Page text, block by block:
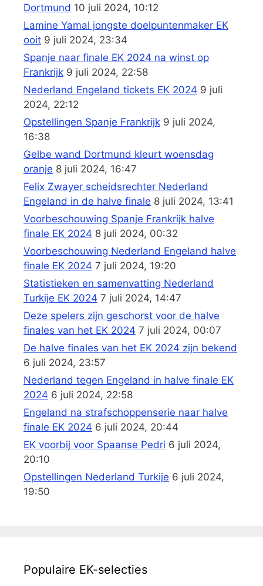
Dortmund 10 juli 2024, 10:12
Lamine Yamal jongste doelpuntenmaker EK
ooit 9 juli 2024, 23:34
Spanje naar finale EK 2024 na winst op
Frankrijk 9 juli 2024, 22:58
Nederland Engeland tickets EK 2024 9 juli
2024, 22:12
Opstellingen Spanje Frankrijk 9 juli 2024,
16:38
Gelbe wand Dortmund kleurt woensdag
oranje 8 juli 2024, 16:47
Felix Zwayer scheidsrechter Nederland
Engeland in de halve finale 8 juli 2024, 13:41
Voorbeschouwing Spanje Frankrijk halve
finale EK 2024 8 juli 2024, 00:32
Voorbeschouwing Nederland Engeland halve
finale EK 2024 7 juli 2024, 19:20
Statistieken en samenvatting Nederland
Turkije EK 2024 7 juli 2024, 14:47
Deze spelers zijn geschorst voor de halve
finales van het EK 2024 7 juli 2024, 00:07
De halve finales van het EK 2024 zijn bekend
6 juli 2024, 23:57
Nederland tegen Engeland in halve finale EK
2024 6 juli 2024, 22:58
Engeland na strafschoppenserie naar halve
finale EK 2024 6 juli 2024, 20:44
EK voorbij voor Spaanse Pedri 6 juli 2024,
20:10
Opstellingen Nederland Turkije 6 juli 2024,
19:50
Populaire EK-selecties